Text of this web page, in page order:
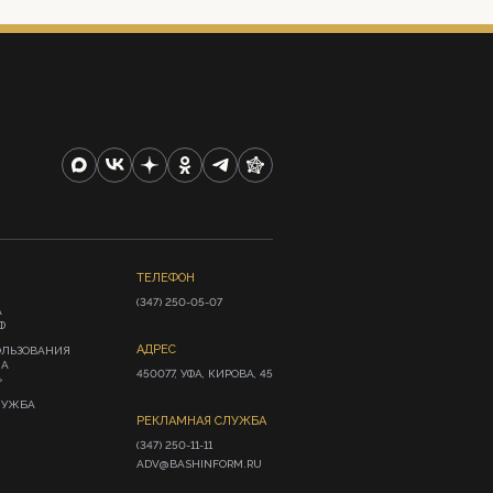
ТЕЛЕФОН
(347) 250-05-07
АДРЕС
450077, УФА, КИРОВА, 45
РЕКЛАМНАЯ СЛУЖБА
(347) 250-11-11
ADV@BASHINFORM.RU